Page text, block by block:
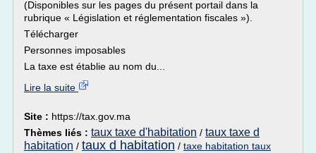
(Disponibles sur les pages du présent portail dans la
rubrique « Législation et réglementation fiscales »).
Télécharger
Personnes imposables
La taxe est établie au nom du...
Lire la suite
Site : https://tax.gov.ma
Thèmes liés : taux taxe d'habitation / taux taxe d
habitation / taux d habitation / taxe habitation taux